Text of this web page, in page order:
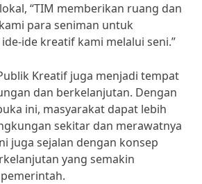
“TIM memberikan ruang dan
para seniman untuk
ide kreatif kami melalui seni.”
Kreatif juga menjadi tempat
dan berkelanjutan. Dengan
ini, masyarakat dapat lebih
sekitar dan merawatnya
juga sejalan dengan konsep
yang semakin